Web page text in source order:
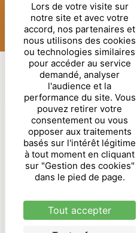
© Sublimora – 2025.
réalisation de
Lors de votre visite sur
notre site et avec votre
accord, nos partenaires et
nous utilisons des cookies
ou technologies similaires
pour accéder au service
demandé, analyser
l'audience et la
performance du site. Vous
pouvez retirer votre
consentement ou vous
opposer aux traitements
basés sur l'intérêt légitime
à tout moment en cliquant
sur "Gestion des cookies"
dans le pied de page.
Tout accepter